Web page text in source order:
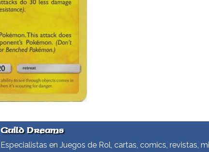
Guild Dreams
Especialistas en Juegos de Rol, cartas, comics, revistas,